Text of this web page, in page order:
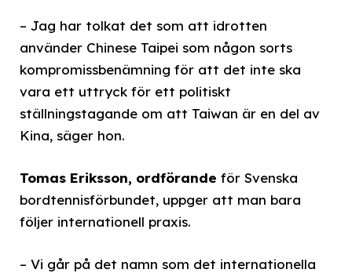
– Jag har tolkat det som att idrotten
använder Chinese Taipei som någon sorts
kompromissbenämning för att det inte ska
vara ett uttryck för ett politiskt
ställningstagande om att Taiwan är en del av
Kina, säger hon.
Tomas Eriksson, ordförande för Svenska
bordtennisförbundet, uppger att man bara
följer internationell praxis.
– Vi går på det namn som det internationella